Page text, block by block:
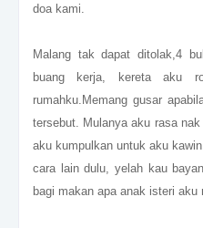
doa kami.
Malang tak dapat ditolak,4
buang kerja, kereta aku
rumahku.Memang gusar
tersebut. Mulanya aku rasa
aku kumpulkan untuk aku
cara lain dulu, yelah kau
bagi makan apa anak isteri aku